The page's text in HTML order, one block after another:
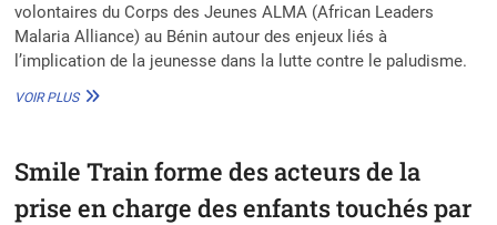
volontaires du Corps des Jeunes ALMA (African Leaders
Malaria Alliance) au Bénin autour des enjeux liés à
l’implication de la jeunesse dans la lutte contre le paludisme.
VOIR PLUSPALUDISME
LE
DES
Smile Train forme des acteurs de la
prise en charge des enfants touchés par